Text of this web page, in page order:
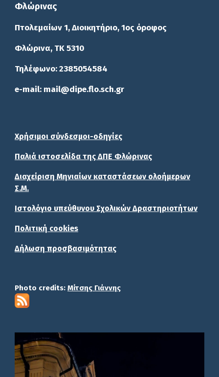
Φλώρινας
Πτολεμαίων 1, Διοικητήριο, 1ος όροφος
Φλώρινα, ΤΚ 5310
Τηλέφωνο: 2385054584
e-mail: mail@dipe.flo.sch.gr
Χρήσιμοι σύνδεσμοι-οδηγίες
Παλιά ιστοσελίδα της ΔΠΕ Φλώρινας
Διαχείριση Μηνιαίων καταστάσεων ολοήμερων
Σ.Μ.
Ιστολόγιο υπεύθυνου Σχολικών Δραστηριοτήτων
Πολιτική cookies
Δήλωση προσβασιμότητας
Photo credits: Μίτσης Γιάννης